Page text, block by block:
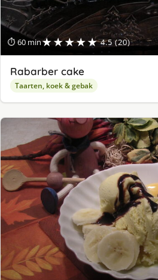
⏱ 60 min★★★★★ 4.5 (20)
Rabarber cake
Taarten, koek & gebak